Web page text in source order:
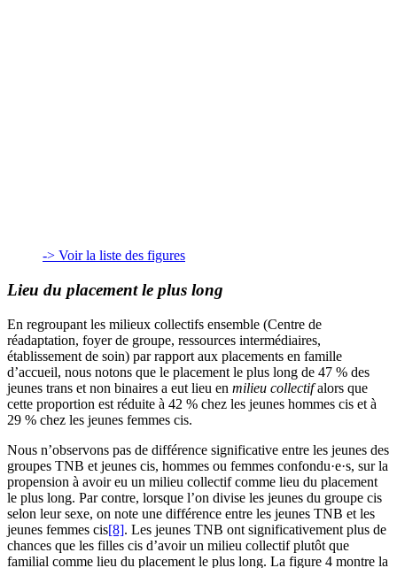
-> Voir la liste des figures
Lieu du placement le plus long
En regroupant les milieux collectifs ensemble (Centre de
réadaptation, foyer de groupe, ressources intermédiaires,
établissement de soin) par rapport aux placements en famille
d’accueil, nous notons que le placement le plus long de 47 % des
jeunes trans et non binaires a eut lieu en milieu collectifalors que
cette proportion est réduite à 42 % chez les jeunes hommes cis et à
29 % chez les jeunes femmes cis.
Nous n’observons pas de différence significative entre les jeunes des
groupes TNB et jeunes cis, hommes ou femmes confondu·e·s, sur la
propension à avoir eu un milieu collectif comme lieu du placement
le plus long. Par contre, lorsque l’on divise les jeunes du groupe cis
selon leur sexe, on note une différence entre les jeunes TNB et les
jeunes femmes cis[8]. Les jeunes TNB ont significativement plus de
chances que les filles cis d’avoir un milieu collectif plutôt que
familial comme lieu du placement le plus long. La figure 4 montre la